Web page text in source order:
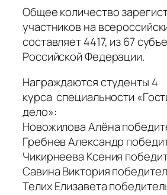
Общее количество
участников на
составляет 4417, из 67
Российской Федерации.
Награждаются студенты 4
курса специальности
дело»:
Новожилова Алёна
Гребнев Александр
Чикирнеева Ксения
Савина Виктория
Телих Елизавета